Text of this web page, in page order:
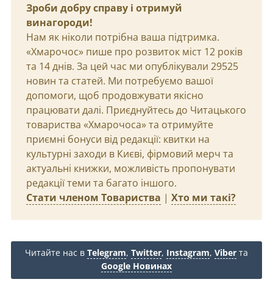
Зроби добру справу і отримуй
винагороди!
Нам як ніколи потрібна ваша підтримка.
«Хмарочос» пише про розвиток міст 12 років
та 14 днів. За цей час ми опублікували 29525
новин та статей. Ми потребуємо вашої
допомоги, щоб продовжувати якісно
працювати далі. Приєднуйтесь до Читацького
товариства «Хмарочоса» та отримуйте
приємні бонуси від редакції: квитки на
культурні заходи в Києві, фірмовий мерч та
актуальні книжки, можливість пропонувати
редакції теми та багато іншого.
Стати членом Товариства | Хто ми такі?
Читайте нас в Telegram, Twitter, Instagram, Viber та
Google Новинах